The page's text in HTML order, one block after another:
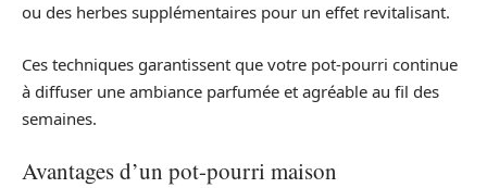
ou des herbes supplémentaires pour un effet revitalisant.
Ces techniques garantissent que votre pot-pourri continue
à diffuser une ambiance parfumée et agréable au fil des
semaines.
Avantages d’un pot-pourri maison